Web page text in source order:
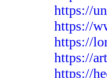
https://
https://
https://
https://
https://